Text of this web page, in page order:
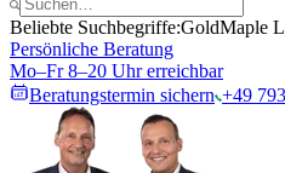
Beliebte Suchbegriffe:GoldMaple
Persönliche Beratung
Mo–Fr 8–20 Uhr erreichbar
Beratungstermin sichern +49